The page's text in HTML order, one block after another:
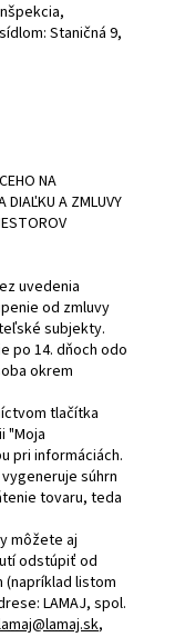
Staničná 9,
NA
DIAĽKU A ZMLUVY
uvedenia
od zmluvy
subjekty.
po 14. dňoch odo
okrem
tlačítka
"Moja
pri informáciách.
súhrn
tovaru, teda
môžete aj
odstúpiť od
(napríklad listom
LAMAJ, spol.
,